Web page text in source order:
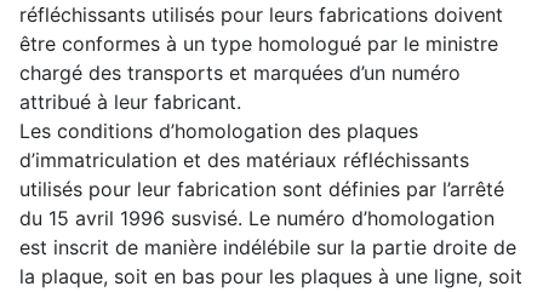
réfléchissants utilisés pour leurs fabrications doivent
être conformes à un type homologué par le ministre
chargé des transports et marquées d’un numéro
attribué à leur fabricant.
Les conditions d’homologation des plaques
d’immatriculation et des matériaux réfléchissants
utilisés pour leur fabrication sont définies par l’arrêté
du 15 avril 1996 susvisé. Le numéro d’homologation
est inscrit de manière indélébile sur la partie droite de
la plaque, soit en bas pour les plaques à une ligne, soit